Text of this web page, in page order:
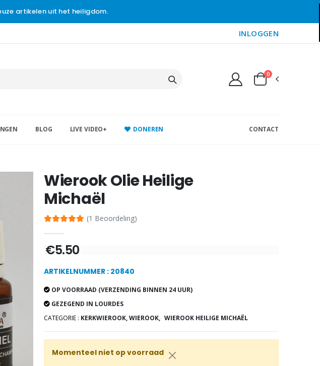
artikelen uit het heiligdom.
INLOGGEN
0
BLOG LIVE VIDEO+ DONEREN CONTACT
Wierook Olie Heilige
Michaël
(1 Beoordeling)
€5.50
ARTIKELNUMMER : 20840
OP VOORRAAD (VERZENDING BINNEN 24 UUR)
GEZEGEND IN LOURDES
CATEGORIE : KERKWIEROOK, WIEROOK, WIEROOK HEILIGE MICHAËL
Momenteel niet op voorraad